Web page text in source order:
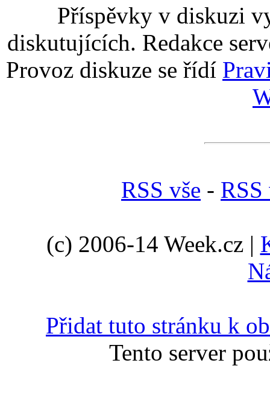
Příspěvky v diskuzi
diskutujících. Redakce
Provoz diskuze se řídí
RSS vše -
(c) 2006-14 Week.cz |
Přidat tuto stránku k
Tento server